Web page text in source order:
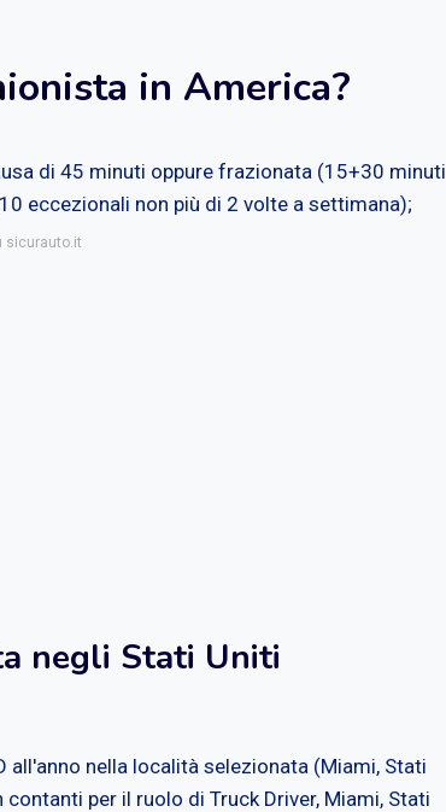
in America?
di 45 minuti oppure frazionata (15+30 minuti
eccezionali non più di 2 volte a settimana);
sicurauto.it
negli Stati Uniti
all'anno nella località selezionata (Miami, Stati
per il ruolo di Truck Driver, Miami, Stati